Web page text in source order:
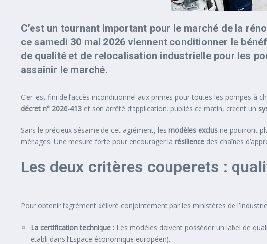
C’est un tournant important pour le marché de la
ce samedi 30 mai 2026 viennent conditionner le
de qualité et de relocalisation industrielle pour les
assainir le marché.
C’en est fini de l’accès inconditionnel aux primes pour toutes les pompes
décret n° 2026-413 et son arrêté d’application, publiés ce matin, créent un
Sans le précieux sésame de cet agrément, les modèles exclus ne pourront
ménages. Une mesure forte pour encourager la résilience des chaînes
Les deux critères couperets :
Pour obtenir l’agrément délivré conjointement par les ministères de
La certification technique : Les modèles doivent posséder un label de
établi dans l’Espace économique européen).